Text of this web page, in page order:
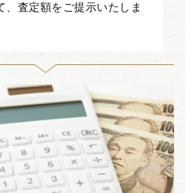
、査定額をご提示いたしま